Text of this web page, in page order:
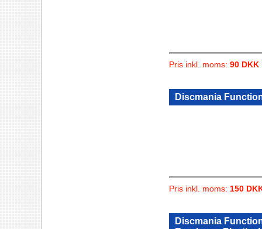
Pris inkl. moms: 90 DKK
Discmania
Pris inkl. moms: 150
Discmania